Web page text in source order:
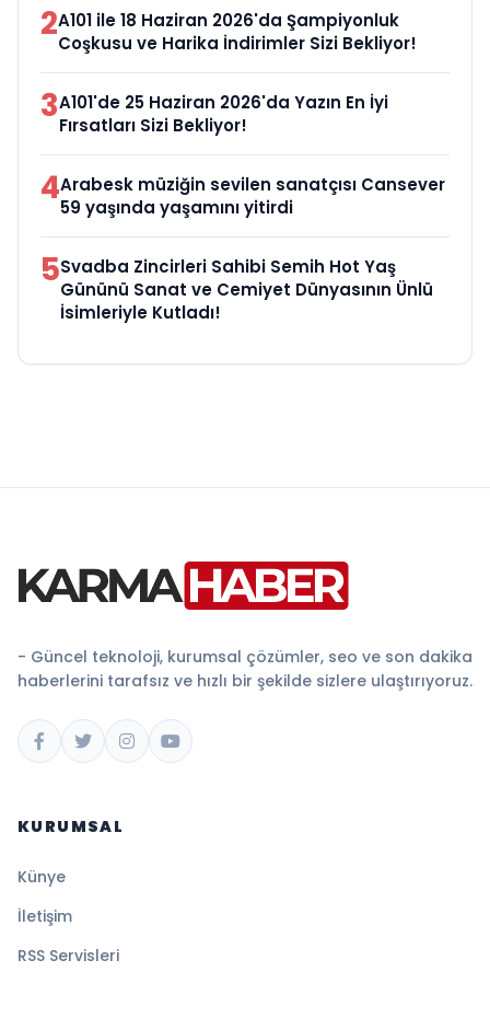
2A101 ile 18 Haziran 2026'da Şampiyonluk
Coşkusu ve Harika İndirimler Sizi Bekliyor!
3A101'de 25 Haziran 2026'da Yazın En İyi
Fırsatları Sizi Bekliyor!
4Arabesk müziğin sevilen sanatçısı Cansever
59 yaşında yaşamını yitirdi
5Svadba Zincirleri Sahibi Semih Hot Yaş
Gününü Sanat ve Cemiyet Dünyasının Ünlü
İsimleriyle Kutladı!
- Güncel teknoloji, kurumsal çözümler, seo ve son dakika
haberlerini tarafsız ve hızlı bir şekilde sizlere ulaştırıyoruz.
KURUMSAL
Künye
İletişim
RSS Servisleri